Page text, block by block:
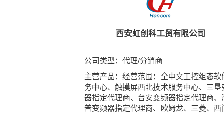
西安虹创科工贸有限公司
公司类型：代理/分销商
主营产品：经营范围：全中文工控组态软
务中心、触摸屏西北技术服务中心、三垦
器指定代理商、台安变频器指定代理商、
普变频器指定代理商、欧姆龙、三菱、西